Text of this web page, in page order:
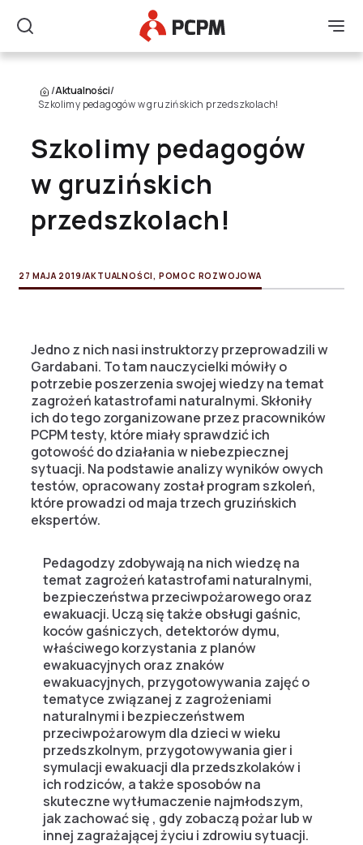
Szukaj
Główne Logo
/Aktualności/
Szkolimy pedagogów w gruzińskich przedszkolach!
Szkolimy pedagogów
w gruzińskich
przedszkolach!
27 MAJA 2019 /AKTUALNOŚCI , POMOC ROZWOJOWA
Jedno z nich nasi instruktorzy przeprowadzili w
Gardabani. To tam nauczycielki mówiły o
potrzebie poszerzenia swojej wiedzy na temat
zagrożeń katastrofami naturalnymi. Skłoniły
ich do tego zorganizowane przez pracowników
PCPM testy, które miały sprawdzić ich
gotowość do działania w niebezpiecznej
sytuacji. Na podstawie analizy wyników owych
testów, opracowany został program szkoleń,
które prowadzi od maja trzech gruzińskich
ekspertów.
Pedagodzy zdobywają na nich wiedzę na
temat zagrożeń katastrofami naturalnymi,
bezpieczeństwa przeciwpożarowego oraz
ewakuacji. Uczą się także obsługi gaśnic,
koców gaśniczych, detektorów dymu,
właściwego korzystania z planów
ewakuacyjnych oraz znaków
ewakuacyjnych, przygotowywania zajęć o
tematyce związanej z zagrożeniami
naturalnymi i bezpieczeństwem
przeciwpożarowym dla dzieci w wieku
przedszkolnym, przygotowywania gier i
symulacji ewakuacji dla przedszkolaków i
ich rodziców, a także sposobów na
skuteczne wytłumaczenie najmłodszym,
jak zachować się , gdy zobaczą pożar lub w
innej zagrażającej życiu i zdrowiu sytuacji.